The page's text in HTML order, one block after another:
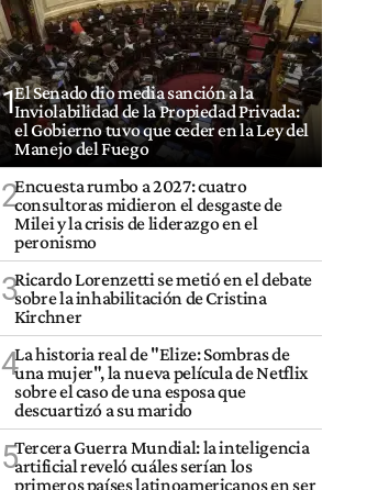
1El Senado dio media sanción a la
Inviolabilidad de la Propiedad Privada:
el Gobierno tuvo que ceder en la Ley del
Manejo del Fuego
2Encuesta rumbo a 2027: cuatro
consultoras midieron el desgaste de
Milei y la crisis de liderazgo en el
peronismo
3Ricardo Lorenzetti se metió en el debate
sobre la inhabilitación de Cristina
Kirchner
4La historia real de "Elize: Sombras de
una mujer", la nueva película de Netflix
sobre el caso de una esposa que
descuartizó a su marido
5Tercera Guerra Mundial: la inteligencia
artificial reveló cuáles serían los
primeros países latinoamericanos en ser